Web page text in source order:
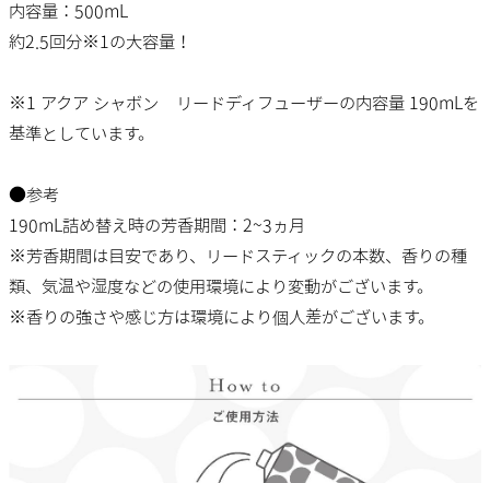
内容量：500mL
約2.5回分※1の大容量！
※1 アクア シャボン リードディフューザーの内容量 190mLを
基準としています。
●参考
190mL詰め替え時の芳香期間：2~3ヵ月
※芳香期間は目安であり、リードスティックの本数、香りの種
類、気温や湿度などの使用環境により変動がございます。
※香りの強さや感じ方は環境により個人差がございます。